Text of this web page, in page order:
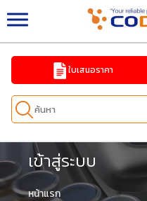
จำหน่ายเครื่องพิม
รม
ใบเสนอราคา
เข้าสู่ระบบ
หน้าแรก